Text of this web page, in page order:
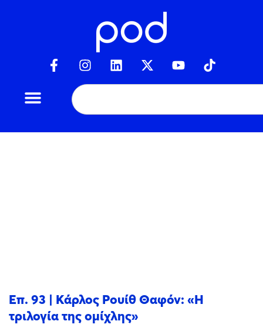
Επ. 93 | Κάρλος Ρουίθ Θαφόν: «Η
τριλογία της ομίχλης»